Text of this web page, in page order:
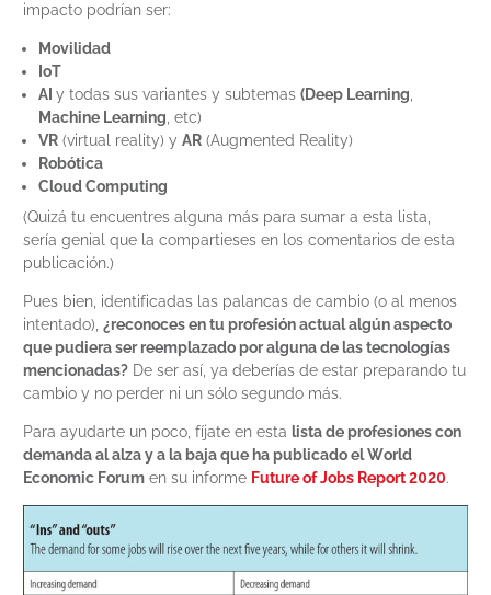
impacto podrían ser:
Movilidad
IoT
AI y todas sus variantes y subtemas (Deep Learning,
Machine Learning, etc)
VR (virtual reality) y AR (Augmented Reality)
Robótica
Cloud Computing
(Quizá tu encuentres alguna más para sumar a esta lista,
sería genial que la compartieses en los comentarios de esta
publicación.)
Pues bien, identificadas las palancas de cambio (o al menos
intentado), ¿reconoces en tu profesión actual algún aspecto
que pudiera ser reemplazado por alguna de las tecnologías
mencionadas? De ser así, ya deberías de estar preparando tu
cambio y no perder ni un sólo segundo más.
Para ayudarte un poco, fíjate en esta lista de profesiones con
demanda al alza y a la baja que ha publicado el World
Economic Forum en su informe Future of Jobs Report 2020.